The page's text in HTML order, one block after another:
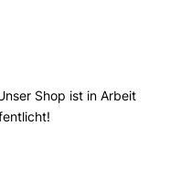
Shop ist in Arbeit